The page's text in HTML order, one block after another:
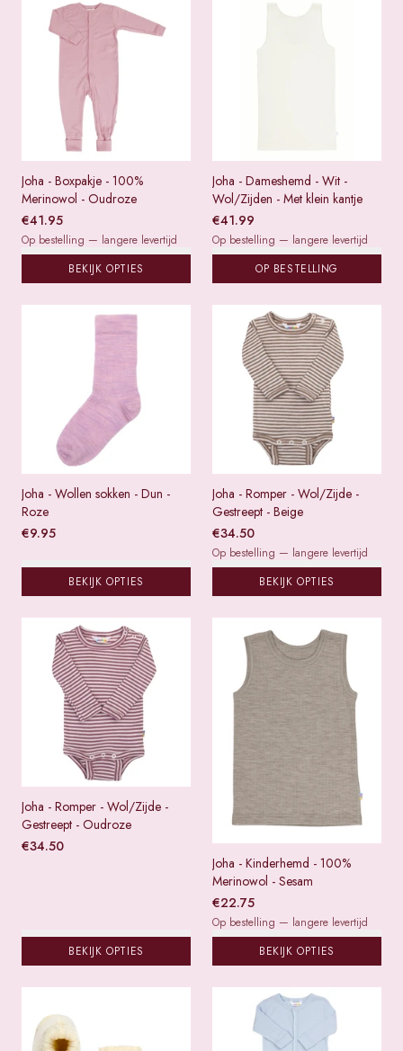
Joha - Boxpakje - 100%
Merinowol - Oudroze
€41.95
Op bestelling — langere levertijd
BEKIJK OPTIES
Joha - Dameshemd - Wit -
Wol/Zijden - Met klein kantje
€41.99
Op bestelling — langere levertijd
OP BESTELLING
Joha - Wollen sokken - Dun -
Roze
€9.95
BEKIJK OPTIES
Joha - Romper - Wol/Zijde -
Gestreept - Beige
€34.50
Op bestelling — langere levertijd
BEKIJK OPTIES
Joha - Romper - Wol/Zijde -
Gestreept - Oudroze
€34.50
BEKIJK OPTIES
Joha - Kinderhemd - 100%
Merinowol - Sesam
€22.75
Op bestelling — langere levertijd
BEKIJK OPTIES